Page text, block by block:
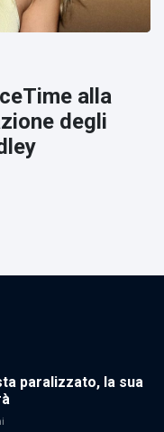
alla
degli
paralizzato, la sua